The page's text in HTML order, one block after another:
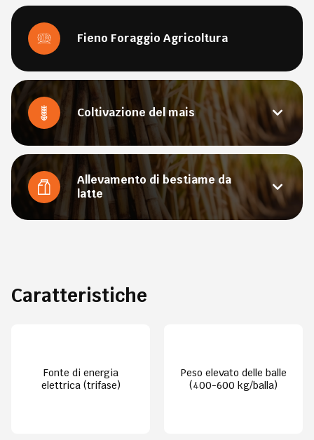
Fieno Foraggio Agricoltura
Coltivazione del mais
Allevamento di bestiame da
latte
Caratteristiche
Fonte di energia
elettrica (trifase)
Peso elevato delle balle
(400-600 kg/balla)